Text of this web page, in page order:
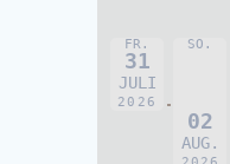
FR.
31
JULI
2026
SO.
02
AUG.